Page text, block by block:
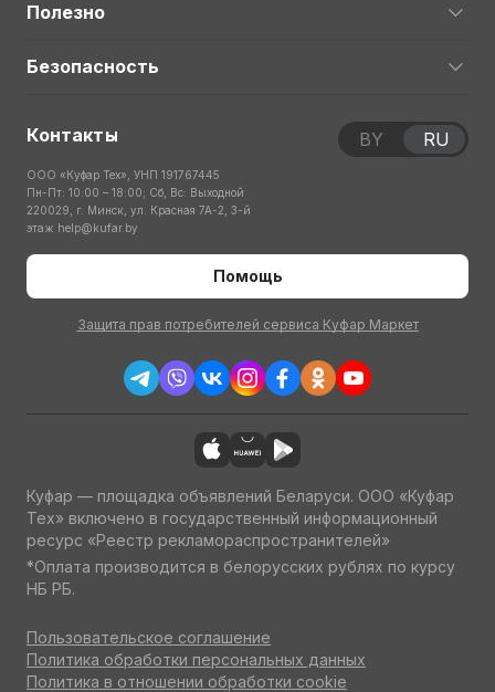
Полезно
Безопасность
Контакты
ООО «Куфар Тех», УНП 191767445
Пн-Пт: 10:00 – 18:00; Сб, Вс: Выходной
220029, г. Минск, ул. Красная 7А-2, 3-й
этаж help@kufar.by
Помощь
Защита прав потребителей сервиса Куфар Маркет
BY RU
Куфар — площадка объявлений Беларуси. ООО «Куфар
Тех» включено в государственный информационный
ресурс «Реестр рекламораспространителей»
*Оплата производится в белорусских рублях по курсу
НБ РБ.
Пользовательское соглашение
Политика обработки персональных данных
Политика в отношении обработки cookie